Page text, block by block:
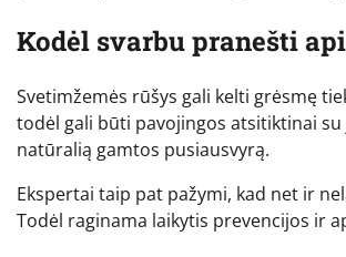
Kodėl svarbu pranešti
Svetimžemės rūšys gali kelti grėsmę
todėl gali būti pavojingos atsitiktinai
natūralią gamtos pusiausvyrą.
Ekspertai taip pat pažymi, kad net ir
Todėl raginama laikytis prevencijos ir